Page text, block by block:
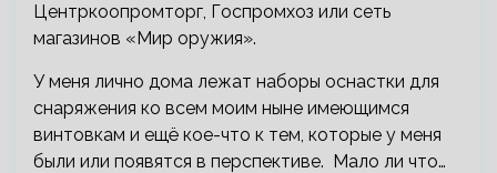
Центркоопромторг, Госпромхоз или сеть
магазинов «Мир оружия».
У меня лично дома лежат наборы оснастки для
снаряжения ко всем моим ныне имеющимся
винтовкам и ещё кое-что к тем, которые у меня
были или появятся в перспективе. Мало ли что…